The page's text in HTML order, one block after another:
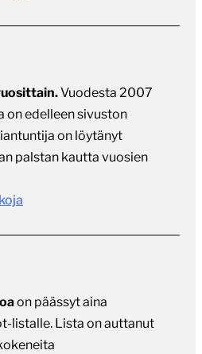
Vuodesta 2007
edelleen sivuston
on löytänyt
palstan kautta vuosien
on päässyt aina
listalle. Lista on auttanut